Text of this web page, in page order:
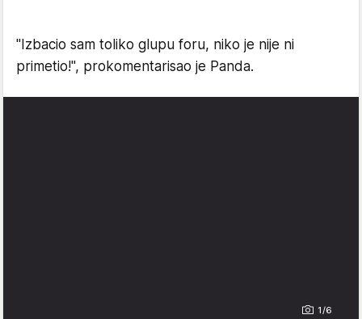
"Izbacio sam toliko glupu foru, niko je nije ni
primetio!", prokomentarisao je Panda.
1/6